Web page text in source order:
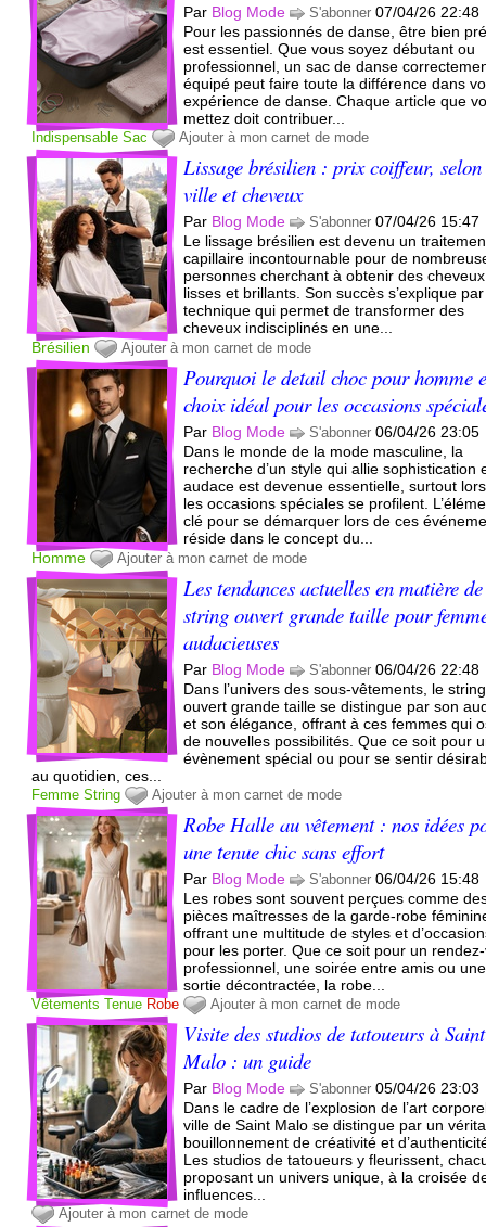
Par Blog Mode S'abonner 07/04/26 22:48
Pour les passionnés de danse, être bien
est essentiel. Que vous soyez débutant ou
professionnel, un sac de danse
équipé peut faire toute la différence dans
expérience de danse. Chaque article que
mettez doit contribuer...
Indispensable Sac Ajouter à mon carnet de mode
Lissage brésilien : prix coiffeur, selon
ville et cheveux
Par Blog Mode S'abonner 07/04/26 15:47
Le lissage brésilien est devenu un
capillaire incontournable pour de
personnes cherchant à obtenir des cheveux
lisses et brillants. Son succès s’explique
technique qui permet de transformer des
cheveux indisciplinés en une...
Brésilien
Ajouter à mon carnet de mode
Pourquoi le detail choc pour homme
choix idéal pour les occasions
Par Blog Mode S'abonner 06/04/26 23:05
Dans le monde de la mode masculine, la
recherche d’un style qui allie sophistication
audace est devenue essentielle, surtout
les occasions spéciales se profilent.
clé pour se démarquer lors de ces
réside dans le concept du...
Homme
Ajouter à mon carnet de mode
Les tendances actuelles en matière de
string ouvert grande taille pour
audacieuses
Par Blog Mode S'abonner 06/04/26 22:48
Dans l’univers des sous-vêtements, le string
ouvert grande taille se distingue par son
et son élégance, offrant à ces femmes qui
de nouvelles possibilités. Que ce soit pour
évènement spécial ou pour se sentir
au quotidien, ces...
Femme String Ajouter à mon carnet de mode
Robe Halle au vêtement : nos idées
une tenue chic sans effort
Par Blog Mode S'abonner 06/04/26 15:48
Les robes sont souvent perçues comme
pièces maîtresses de la garde-robe
offrant une multitude de styles et
pour les porter. Que ce soit pour un
professionnel, une soirée entre amis ou une
sortie décontractée, la robe...
Vêtements Tenue Robe Ajouter à mon carnet de mode
Visite des studios de tatoueurs à Saint
Malo : un guide
Par Blog Mode S'abonner 05/04/26 23:03
Dans le cadre de l’explosion de l’art
ville de Saint Malo se distingue par un
bouillonnement de créativité et
Les studios de tatoueurs y fleurissent,
proposant un univers unique, à la croisée
influences...
Ajouter à mon carnet de mode